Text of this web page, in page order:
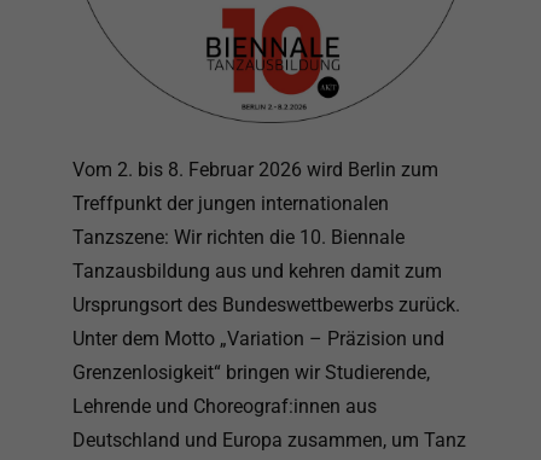
Vom 2. bis 8. Februar 2026 wird Berlin zum
Treffpunkt der jungen internationalen
Tanzszene: Wir richten die 10. Biennale
Tanzausbildung aus und kehren damit zum
Ursprungsort des Bundeswettbewerbs zurück.
Unter dem Motto „Variation – Präzision und
Grenzenlosigkeit“ bringen wir Studierende,
Lehrende und Choreograf:innen aus
Deutschland und Europa zusammen, um Tanz